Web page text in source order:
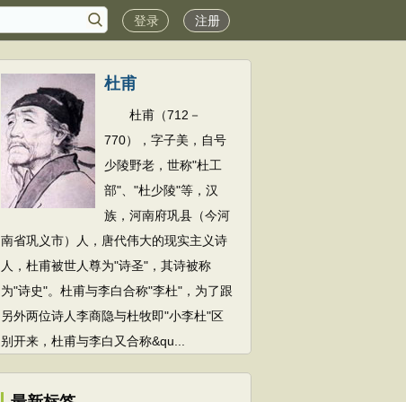
登录 注册
杜甫
杜甫（712－
770），字子美，自号
少陵野老，世称"杜工
部"、"杜少陵"等，汉
族，河南府巩县（今河
南省巩义市）人，唐代伟大的现实主义诗
人，杜甫被世人尊为"诗圣"，其诗被称
为"诗史"。杜甫与李白合称"李杜"，为了跟
另外两位诗人李商隐与杜牧即"小李杜"区
别开来，杜甫与李白又合称&qu...